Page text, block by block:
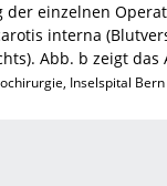
der einzelnen
interna
Abb. b zeigt
Inselspital Bern